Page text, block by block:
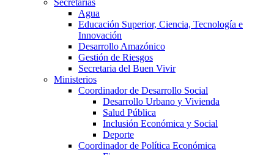
Secretarías
Agua
Educación Superior, Ciencia, Tecnología e
Innovación
Desarrollo Amazónico
Gestión de Riesgos
Secretaria del Buen Vivir
Ministerios
Coordinador de Desarrollo Social
Desarrollo Urbano y Vivienda
Salud Pública
Inclusión Económica y Social
Deporte
Coordinador de Política Económica